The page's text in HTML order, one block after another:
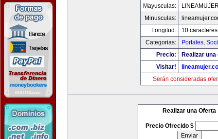
Mayusculas:
Minusculas:
Longitud:
10 caracteres
Categorias:
Portales,
Precio:
Realizar
Visitar!
Serán consideradas
Realizar una Oferta
Precio Ofrecido $